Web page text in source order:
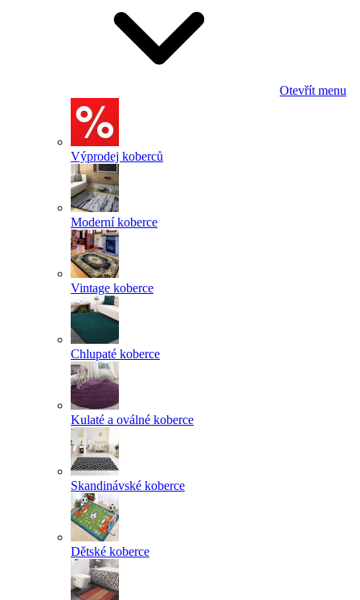
Otevřít menu
Výprodej koberců
Moderní koberce
Vintage koberce
Chlupaté koberce
Kulaté a oválné koberce
Skandinávské koberce
Dětské koberce